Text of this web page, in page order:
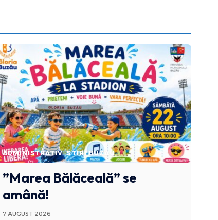
ADMINISTRATIV STIRI BUZAU
”Marea Bălăceală” se
amână!
7 AUGUST 2026